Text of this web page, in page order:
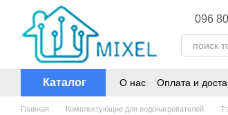
Перейти к основному контенту
096
Каталог О нас Оплата и
Главная Комплектующие для водонагревателей